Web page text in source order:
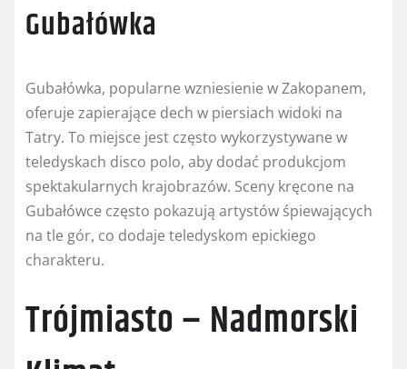
Gubałówka
Gubałówka, popularne wzniesienie w Zakopanem,
oferuje zapierające dech w piersiach widoki na
Tatry. To miejsce jest często wykorzystywane w
teledyskach disco polo, aby dodać produkcjom
spektakularnych krajobrazów. Sceny kręcone na
Gubałówce często pokazują artystów śpiewających
na tle gór, co dodaje teledyskom epickiego
charakteru.
Trójmiasto – Nadmorski